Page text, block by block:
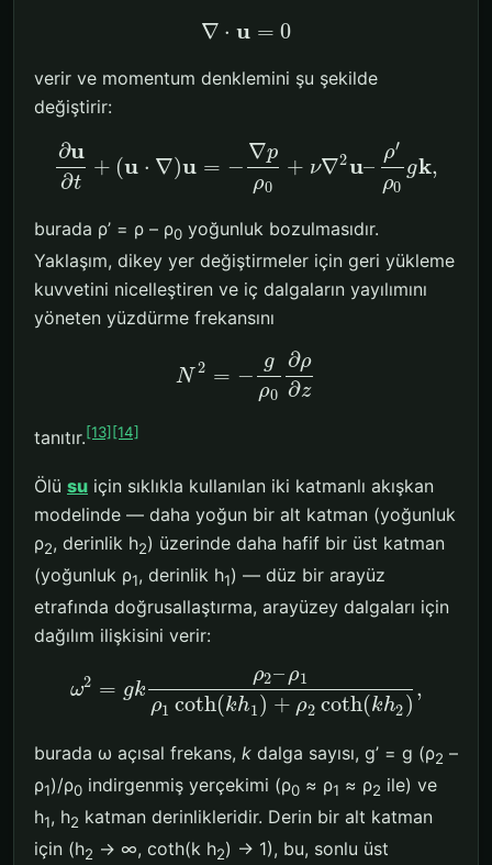
∇ ⋅ u = 0
verir ve momentum denklemini şu şekilde
değiştirir:
∂u
∂t
+ (u ⋅ ∇)u = −
∇p
ρ0
+ ν∇2u–
ρ′
ρ0
gk,
burada ρ’ = ρ – ρ0 yoğunluk bozulmasıdır.
Yaklaşım, dikey yer değiştirmeler için geri yükleme
kuvvetini nicelleştiren ve iç dalgaların yayılımını
yöneten yüzdürme frekansını
N 2 = −
g
ρ0
∂ρ
∂z
tanıtır.[13] [14]
Ölü su için sıklıkla kullanılan iki katmanlı akışkan
modelinde — daha yoğun bir alt katman (yoğunluk
ρ2, derinlik h2) üzerinde daha hafif bir üst katman
(yoğunluk ρ1, derinlik h1) — düz bir arayüz
etrafında doğrusallaştırma, arayüzey dalgaları için
dağılım ilişkisini verir:
ω2 = gk
ρ2– ρ1
ρ1 coth(kh1) + ρ2 coth(kh2)
,
burada ω açısal frekans, k dalga sayısı, g’ = g (ρ2 –
ρ1)/ρ0 indirgenmiş yerçekimi (ρ0 ≈ ρ1 ≈ ρ2 ile) ve
h1, h2 katman derinlikleridir. Derin bir alt katman
için (h2 → ∞, coth(k h2) → 1), bu, sonlu üst